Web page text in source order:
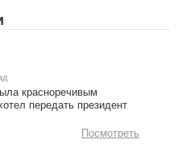
красноречивым
передать президент
Посмотреть